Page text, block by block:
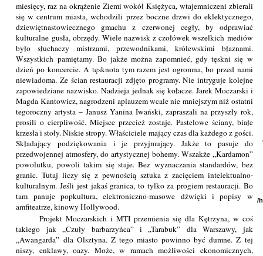
miesięcy, raz na okrążenie Ziemi wokół Księżyca, wtajemniczeni zbierali
się w centrum miasta, wchodzili przez boczne drzwi do eklektycznego,
dziewiętnastowiecznego gmachu z czerwonej cegły, by odprawiać
kulturalne gusła, obrzędy. Wiele nazwisk z czołówek wszelkich mediów
było słuchaczy mistrzami, przewodnikami, królewskimi błaznami.
Wszystkich pamiętamy. Bo jakże można zapomnieć, gdy tęskni się w
dzień po koncercie. A tęsknota tym razem jest ogromna, bo przed nami
niewiadoma. Ze ścian restauracji zdjęto programy. Nie intryguje kolejne
zapowiedziane nazwisko. Nadzieja jednak się kołacze. Jarek Moczarski i
Magda Kantowicz, nagrodzeni aplauzem wcale nie mniejszym niż ostatni
tegoroczny artysta – Janusz Yanina Iwański, zapraszali na przyszły rok,
prosili o cierpliwość. Miejsce przecież zostaje. Pastelowe ściany, białe
krzesła i stoły. Niskie stropy. Właściciele mający czas dla każdego z gości.
Składający podziękowania i je przyjmujący. Jakże to pasuje do
przedwojennej atmosfery, do artystycznej bohemy. Wszakże „Kardamon”
powolutku, powoli takim się staje. Bez wyznaczania standardów, bez
granic. Tutaj liczy się z pewnością sztuka z zacięciem intelektualno-
kulturalnym. Jeśli jest jakaś granica, to tylko za progiem restauracji. Bo
tam panuje popkultura, elektroniczno-masowe dźwięki i popisy w
amfiteatrze, kinowy Hollywood.
Projekt Moczarskich i MTI przemienia się dla Kętrzyna, w coś
takiego jak „Czuły barbarzyńca” i „Tarabuk” dla Warszawy, jak
„Awangarda” dla Olsztyna. Z tego miasto powinno być dumne. Z tej
niszy, enklawy, oazy. Może, w ramach możliwości ekonomicznych,
/